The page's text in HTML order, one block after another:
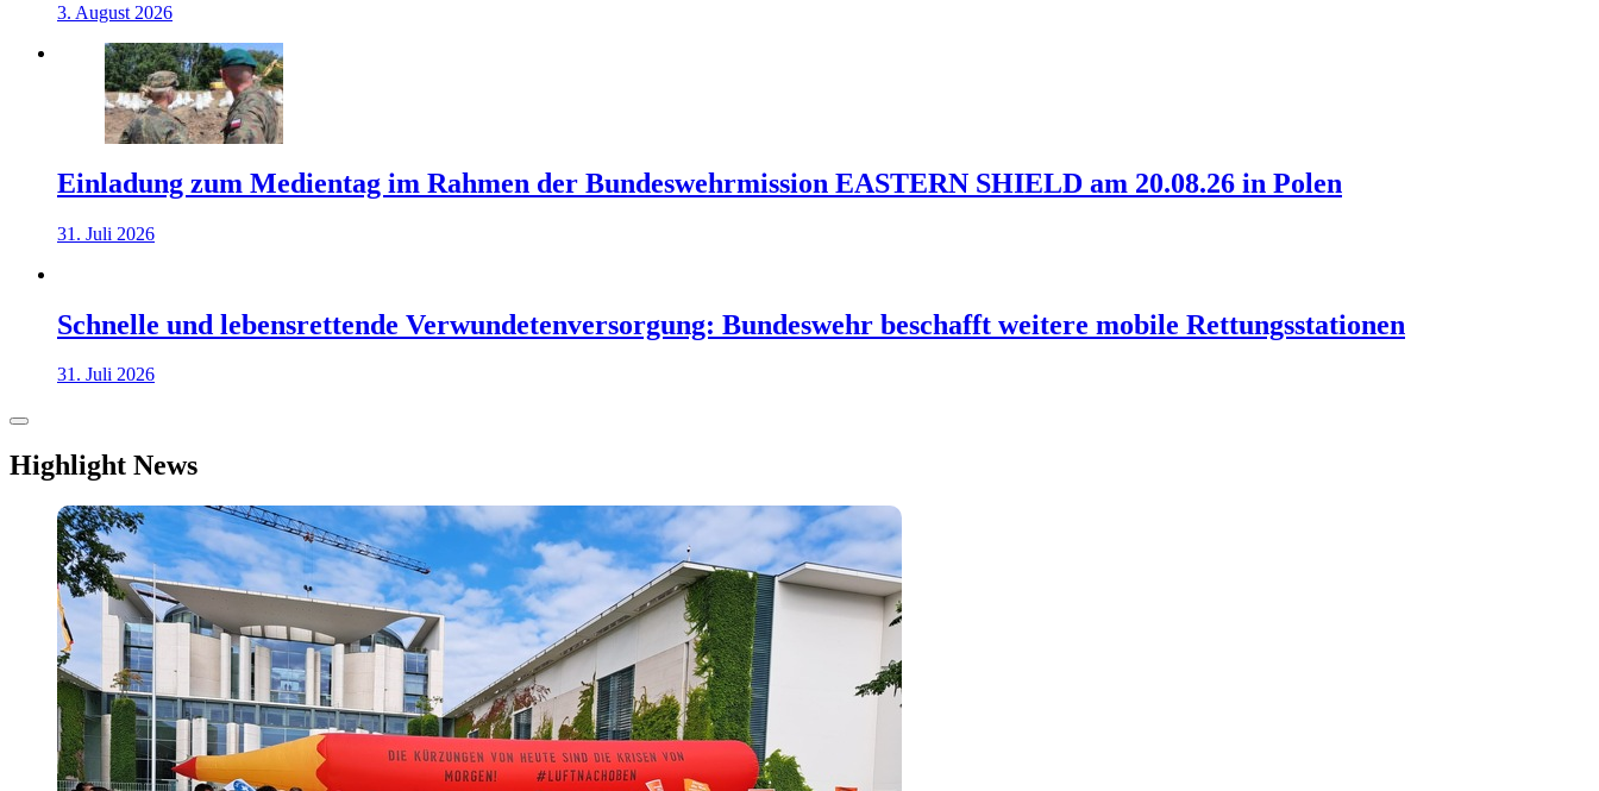
3. August 2026
Einladung zum Medientag im Rahmen der Bundeswehrmission EASTERN SHIELD am 20.08.26 in Polen
31. Juli 2026
Schnelle und lebensrettende Verwundetenversorgung: Bundeswehr beschafft weitere mobile Rettungsstationen
31. Juli 2026
Highlight News